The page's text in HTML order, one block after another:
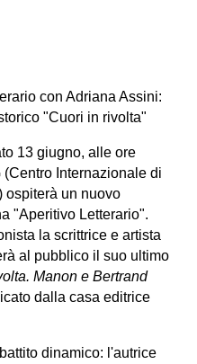
con Adriana Assini:
"Cuori in rivolta"
13 giugno, alle ore
Internazionale di
ospiterà un nuovo
"Aperitivo Letterario".
la scrittrice e artista
al pubblico il suo ultimo
Manon e Bertrand
dalla casa editrice
dinamico: l'autrice